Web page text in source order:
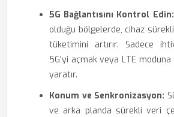
5G Bağlantısını Kontrol Edin:
olduğu bölgelerde, cihaz
tüketimini artırır. Sadece
5G'yi açmak veya LTE
yaratır.
Konum ve Senkronizasyon:
ve arka planda sürekli veri